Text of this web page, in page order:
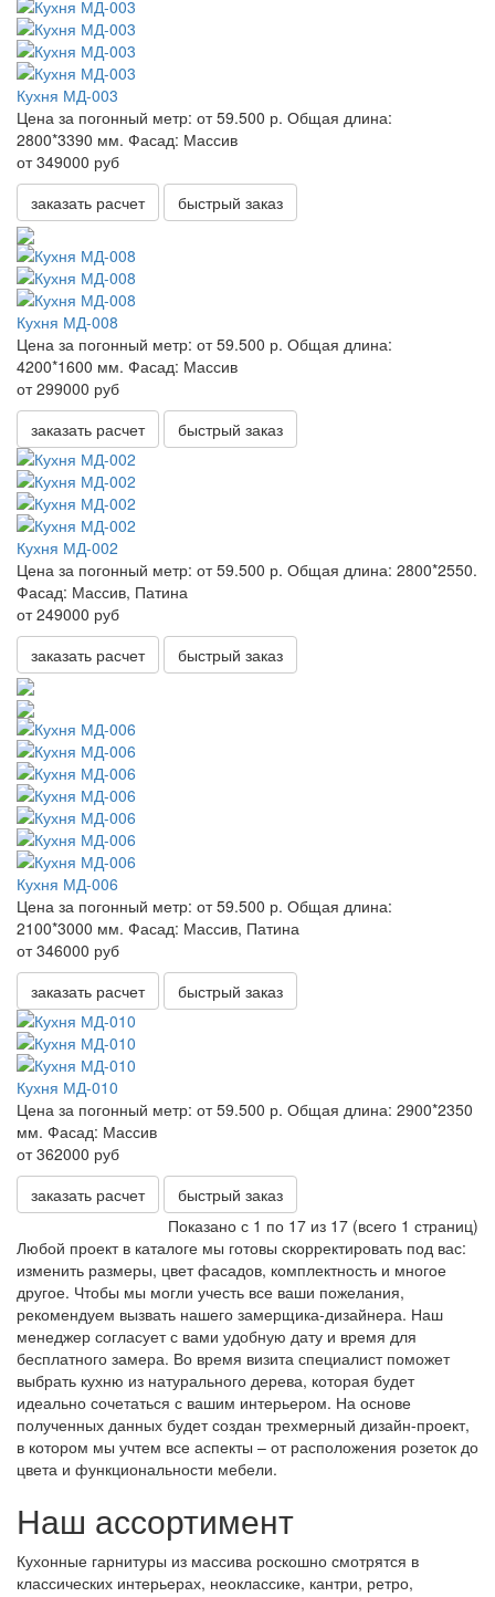
Кухня МД-003
Цена за погонный метр: от 59.500 р. Общая длина:
2800*3390 мм. Фасад: Массив
от 349000 руб
заказать расчет
быстрый заказ
Кухня МД-008
Цена за погонный метр: от 59.500 р. Общая длина:
4200*1600 мм. Фасад: Массив
от 299000 руб
заказать расчет
быстрый заказ
Кухня МД-002
Цена за погонный метр: от 59.500 р. Общая длина: 2800*2550.
Фасад: Массив, Патина
от 249000 руб
заказать расчет
быстрый заказ
Кухня МД-006
Цена за погонный метр: от 59.500 р. Общая длина:
2100*3000 мм. Фасад: Массив, Патина
от 346000 руб
заказать расчет
быстрый заказ
Кухня МД-010
Цена за погонный метр: от 59.500 р. Общая длина: 2900*2350
мм. Фасад: Массив
от 362000 руб
заказать расчет
быстрый заказ
Показано с 1 по 17 из 17 (всего 1 страниц)
Любой проект в каталоге мы готовы скорректировать под вас:
изменить размеры, цвет фасадов, комплектность и многое
другое. Чтобы мы могли учесть все ваши пожелания,
рекомендуем вызвать нашего замерщика-дизайнера. Наш
менеджер согласует с вами удобную дату и время для
бесплатного замера. Во время визита специалист поможет
выбрать кухню из натурального дерева, которая будет
идеально сочетаться с вашим интерьером. На основе
полученных данных будет создан трехмерный дизайн-проект,
в котором мы учтем все аспекты – от расположения розеток до
цвета и функциональности мебели.
Наш ассортимент
Кухонные гарнитуры из массива роскошно смотрятся в
классических интерьерах, неоклассике, кантри, ретро,